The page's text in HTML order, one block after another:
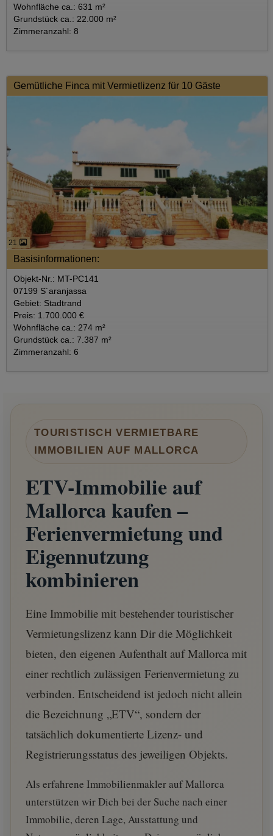
Wohnfläche ca.: 631 m²
Grundstück ca.: 22.000 m²
Zimmeranzahl: 8
Gemütliche Finca mit Vermietlizenz für 10 Gäste
21
Basisinformationen:
Objekt-Nr.: MT-PC141
07199 S´aranjassa
Gebiet: Stadtrand
Preis: 1.700.000 €
Wohnfläche ca.: 274 m²
Grundstück ca.: 7.387 m²
Zimmeranzahl: 6
TOURISTISCH VERMIETBARE
IMMOBILIEN AUF MALLORCA
ETV-Immobilie auf
Mallorca kaufen –
Ferienvermietung und
Eigennutzung
kombinieren
Eine Immobilie mit bestehender touristischer
Vermietungslizenz kann Dir die Möglichkeit
bieten, den eigenen Aufenthalt auf Mallorca mit
einer rechtlich zulässigen Ferienvermietung zu
verbinden. Entscheidend ist jedoch nicht allein
die Bezeichnung „ETV“, sondern der
tatsächlich dokumentierte Lizenz- und
Registrierungsstatus des jeweiligen Objekts.
Als erfahrene Immobilienmakler auf Mallorca
unterstützen wir Dich bei der Suche nach einer
Immobilie, deren Lage, Ausstattung und